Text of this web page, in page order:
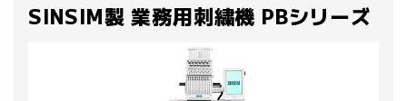
SINSIM製 業務用刺繍機 PBシリーズ